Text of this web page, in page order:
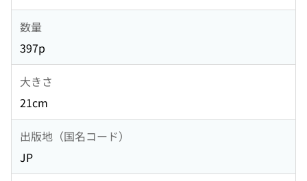
数量
397p
大きさ
21cm
出版地（国名コード）
JP